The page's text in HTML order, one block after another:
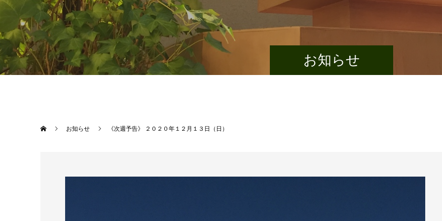
お知らせ
お知らせ 《次週予告》 ２０２０年１２月１３日（日）